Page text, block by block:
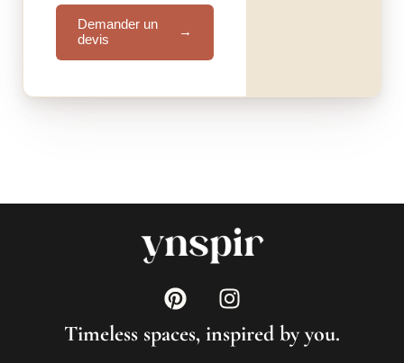
Demander un
devis
→
Timeless spaces, inspired by you.